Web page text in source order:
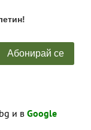
и в Google